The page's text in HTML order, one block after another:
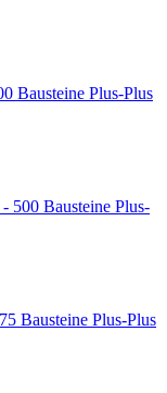
Plus-Plus
Plus-
Plus-Plus